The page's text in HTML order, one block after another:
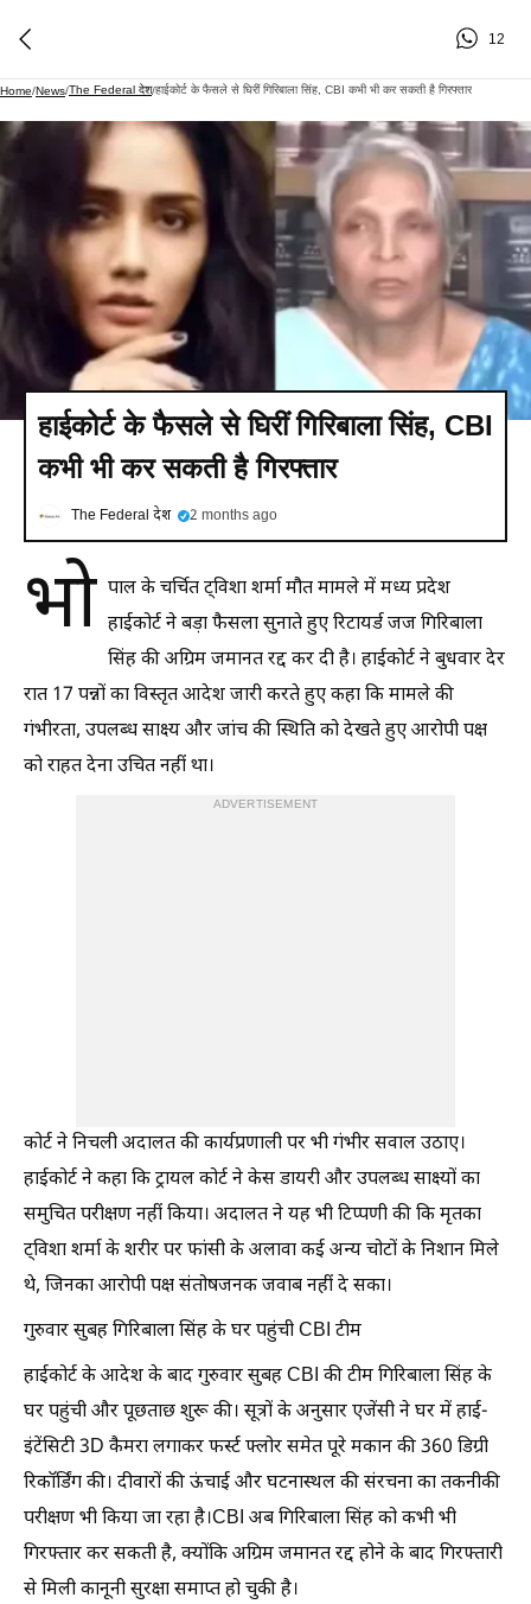
12
Home/News/The Federal देश/हाईकोर्ट के फैसले से घिरीं गिरिबाला सिंह, CBI कभी भी कर सकती है गिरफ्तार
हाईकोर्ट के फैसले से घिरीं गिरिबाला सिंह, CBI
कभी भी कर सकती है गिरफ्तार
The Federal देश 2 months ago
भो पाल के चर्चित ट्विशा शर्मा मौत मामले में मध्य प्रदेश
हाईकोर्ट ने बड़ा फैसला सुनाते हुए रिटायर्ड जज गिरिबाला
सिंह की अग्रिम जमानत रद्द कर दी है। हाईकोर्ट ने बुधवार देर
रात 17 पन्नों का विस्तृत आदेश जारी करते हुए कहा कि मामले की
गंभीरता, उपलब्ध साक्ष्य और जांच की स्थिति को देखते हुए आरोपी पक्ष
को राहत देना उचित नहीं था।
ADVERTISEMENT
कोर्ट ने निचली अदालत की कार्यप्रणाली पर भी गंभीर सवाल उठाए।
हाईकोर्ट ने कहा कि ट्रायल कोर्ट ने केस डायरी और उपलब्ध साक्ष्यों का
समुचित परीक्षण नहीं किया। अदालत ने यह भी टिप्पणी की कि मृतका
ट्विशा शर्मा के शरीर पर फांसी के अलावा कई अन्य चोटों के निशान मिले
थे, जिनका आरोपी पक्ष संतोषजनक जवाब नहीं दे सका।
गुरुवार सुबह गिरिबाला सिंह के घर पहुंची CBI टीम
हाईकोर्ट के आदेश के बाद गुरुवार सुबह CBI की टीम गिरिबाला सिंह के
घर पहुंची और पूछताछ शुरू की। सूत्रों के अनुसार एजेंसी ने घर में हाई-
इंटेंसिटी 3D कैमरा लगाकर फर्स्ट फ्लोर समेत पूरे मकान की 360 डिग्री
रिकॉर्डिंग की। दीवारों की ऊंचाई और घटनास्थल की संरचना का तकनीकी
परीक्षण भी किया जा रहा है।CBI अब गिरिबाला सिंह को कभी भी
गिरफ्तार कर सकती है, क्योंकि अग्रिम जमानत रद्द होने के बाद गिरफ्तारी
से मिली कानूनी सुरक्षा समाप्त हो चुकी है।